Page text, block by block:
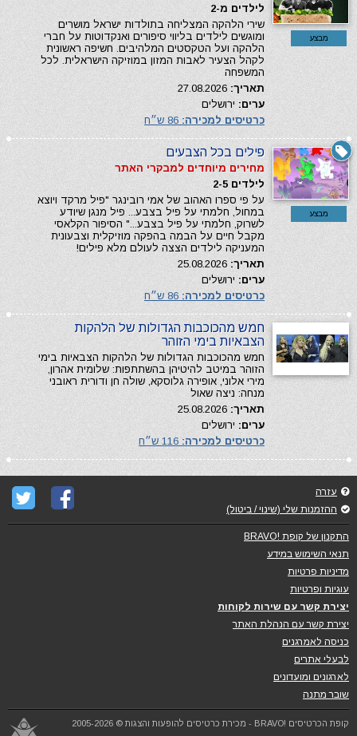
מבצע
לילדים מ-2
שירי הלהקה המצליחה בתולדות ישראל מושרים
ומוגשים לילדים בליווי סיפורים ואנקדוטות על חברי
הלהקה ועל הטקסטים המלהיבים. חשיפה ראשונית
לקהל הצעיר לאבות המזון במוזיקה הישראלית. לכל
המשפחה
תאריך:
ערים: ירושלים
כרטיסים למכירה:
מבצע
פילים בכל הצבעים
מחירים מיוחדים למבקרי האתר
לילדים 2-5
על פי ספרו האהוב של אמי רובינגר "פיל מרקד ויוצא
במחול, חלמתי על פיל בצבע... פיל מנגן שיודע
לשרוק, חלמתי על פיל בצבע..." הסיפור הקלאסי
מקבל חיים על הבמה בהפקה מוזיקלית וצבעונית
המעניקה לילדים הצצה לעולם מלא פילים!
תאריך:
ערים: ירושלים
כרטיסים למכירה:
חמש מהכוכבות הגדולות של הלהקות
הצבאיות בימי הזוהר
חמש מהכוכבות הגדולות של הלהקות הצבאיות בימי
הזוהר במיטב להיטיהן בהשתתפות: שלומית אהרון,
מירי אלוני, אופירה גלוסקא, שולה חן ודורית ראובני
מנחה: ניצה שאול
תאריך:
ערים: ירושלים
כרטיסים למכירה:
עזרה
ההזמנות שלי (שינוי / ביטול)
התקנון של קופת !BRAVO
תנאי השימוש במידע
מדיניות פרטיות
עוגיות ופרטיות
יצירת קשר עם שירות לקוחות
יצירת קשר עם הנהלת האתר
כניסה לאמרגנים
לבעלי אתרים
לארגונים ומועדונים
שובר מתנה
קופת הכרטיסים !BRAVO - מכירת כרטיסים להופעות והצגות © 2005-2026